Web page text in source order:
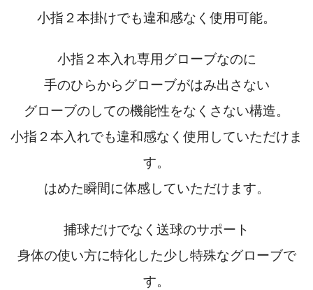
小指２本掛けでも違和感なく使用可能。
小指２本入れ専用グローブなのに
手のひらからグローブがはみ出さない
グローブのしての機能性をなくさない構造。
小指２本入れでも違和感なく使用していただけま
す。
はめた瞬間に体感していただけます。
捕球だけでなく送球のサポート
身体の使い方に特化した少し特殊なグローブで
す。